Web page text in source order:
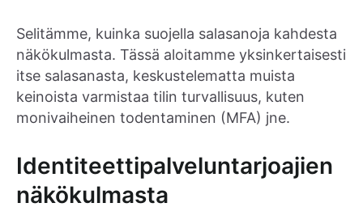
Selitämme, kuinka suojella salasanoja kahdesta
näkökulmasta. Tässä aloitamme yksinkertaisesti
itse salasanasta, keskustelematta muista
keinoista varmistaa tilin turvallisuus, kuten
monivaiheinen todentaminen (MFA) jne.
Identiteettipalveluntarjoajien
näkökulmasta